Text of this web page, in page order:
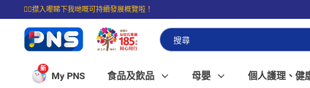
☝🏼㩒入嚟睇下我哋嘅可持續發展概覽啦！
⭐購物滿$399即享免費送貨；滿$100即可免費店取。
新
My PNS 食品及飲品 母嬰 個人護理、健